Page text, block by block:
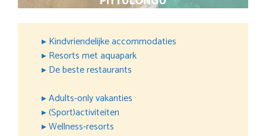
▸ Kindvriendelijke accommodaties
▸ Resorts met aquapark
▸ De beste restaurants
▸ Adults-only vakanties
▸ (Sport)activiteiten
▸ Wellness-resorts